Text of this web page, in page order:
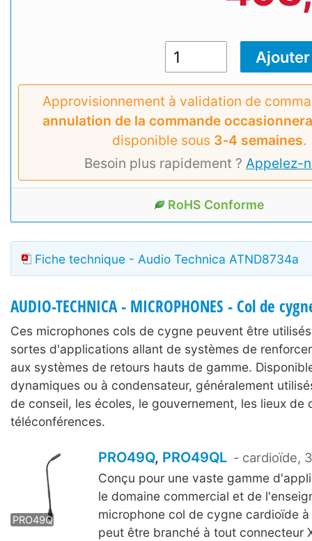
Approvisionnement à validation de
annulation de la commande
disponible sous 3‑4 semaines.
Besoin plus rapidement ? Appelez-
RoHS Conforme
Fiche technique - Audio Technica ATND8734a
AUDIO-TECHNICA - MICROPHONES - Col de
Ces microphones cols de cygne peuvent être
sortes d'applications allant de systèmes de
aux systèmes de retours hauts de gamme.
dynamiques ou à condensateur, généralement
de conseil, les écoles, le gouvernement, les lieux de
téléconférences.
PRO49Q
PRO49QL
PRO49Q, PRO49QL - cardioïde,
Conçu pour une vaste gamme
le domaine commercial et de
microphone col de cygne cardioïde
peut être branché à tout connecteur